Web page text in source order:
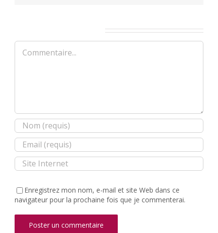
Commentaire
Enregistrez mon nom, e-mail et site Web dans ce
navigateur pour la prochaine fois que je commenterai.